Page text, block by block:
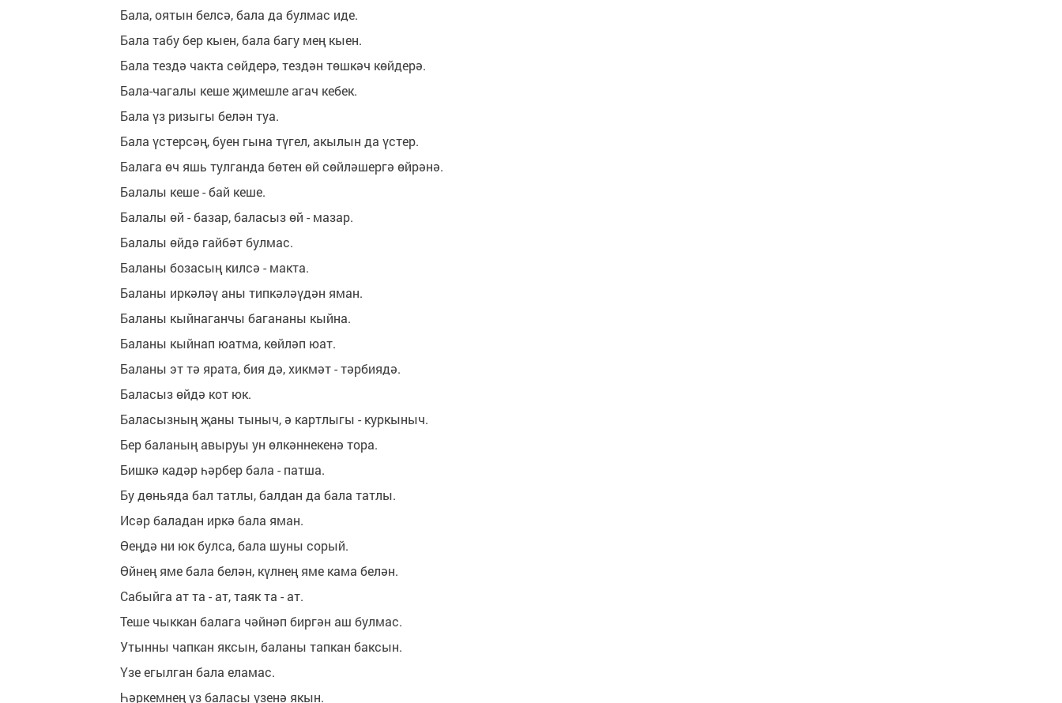
Бала, оятын белсә, бала да булмас иде.
Бала табу бер кыен, бала багу мең кыен.
Бала тездә чакта сөйдерә, тездән төшкәч көйдерә.
Бала-чагалы кеше җимешле агач кебек.
Бала үз ризыгы белән туа.
Бала үстерсәң, буен гына түгел, акылын да үстер.
Балага өч яшь тулганда бөтен өй сөйләшергә өйрәнә.
Балалы кеше - бай кеше.
Балалы өй - базар, баласыз өй - мазар.
Балалы өйдә гайбәт булмас.
Баланы бозасың килсә - макта.
Баланы иркәләү аны типкәләүдән яман.
Баланы кыйнаганчы багананы кыйна.
Баланы кыйнап юатма, көйләп юат.
Баланы эт тә ярата, бия дә, хикмәт - тәрбиядә.
Баласыз өйдә кот юк.
Баласызның җаны тыныч, ә картлыгы - куркыныч.
Бер баланың авыруы ун өлкәннекенә тора.
Бишкә кадәр һәрбер бала - патша.
Бу дөньяда бал татлы, балдан да бала татлы.
Исәр баладан иркә бала яман.
Өеңдә ни юк булса, бала шуны сорый.
Өйнең яме бала белән, күлнең яме кама белән.
Сабыйга ат та - ат, таяк та - ат.
Теше чыккан балага чәйнәп биргән аш булмас.
Утынны чапкан яксын, баланы тапкан баксын.
Үзе егылган бала еламас.
Һәркемнең үз баласы үзенә якын.